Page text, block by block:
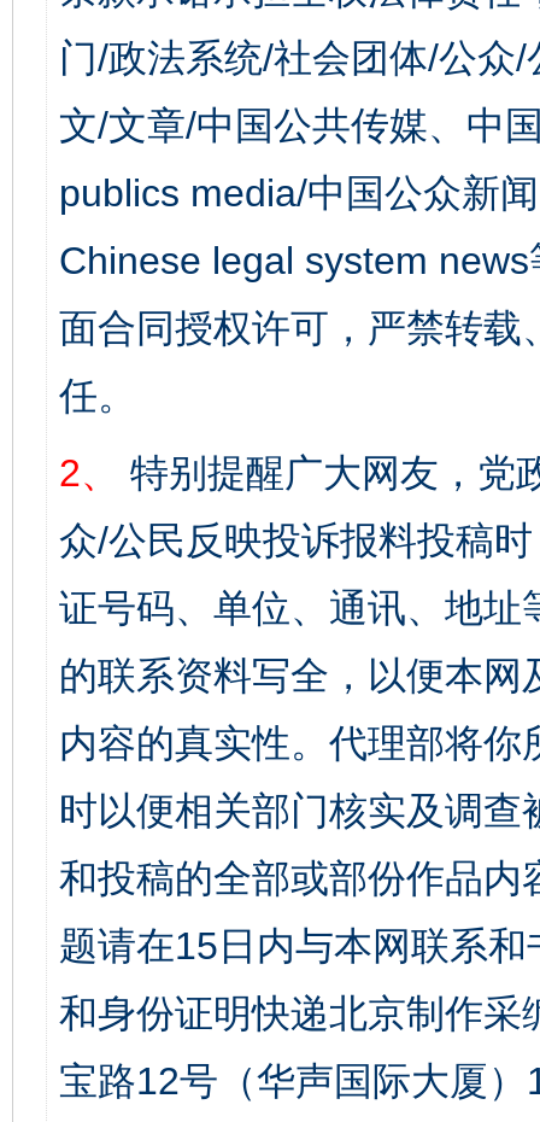
门/政法系统/社会团体/公众
文/文章/中国公共传媒、中
publics media/中国公众新
Chinese legal system
面合同授权许可，严禁转
任。
2、
特别提醒广大网友，党
众/公民反映投诉报料投稿
证号码、单位、通讯、地
的联系资料写全，以便本
内容的真实性。代理部将
时以便相关部门核实及调
和投稿的全部或部份作品
题请在15日内与本网联系
和身份证明快递北京制作
宝路12号（华声国际大厦